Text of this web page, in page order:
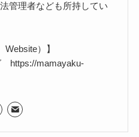
管理者なども所持してい
）】
https://mamayaku-